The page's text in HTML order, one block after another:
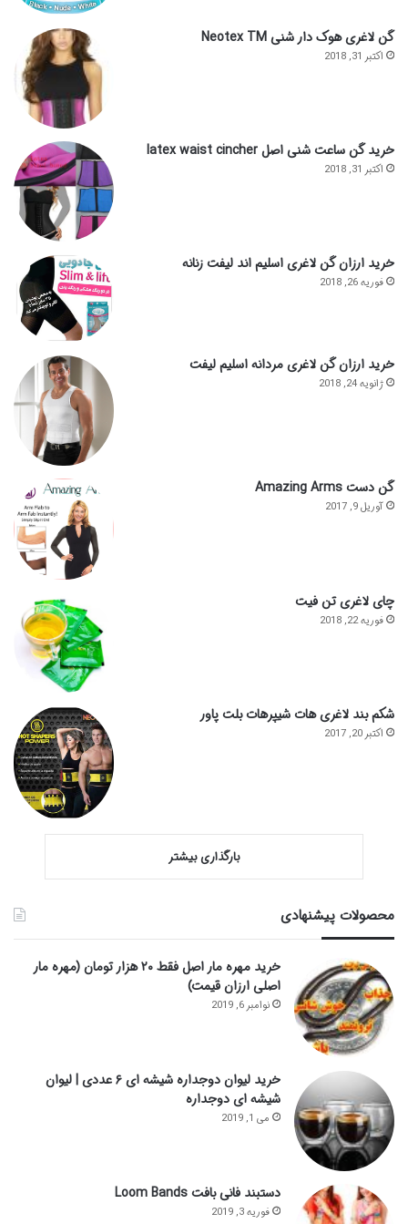
گن لاغری هوک دار شنی Neotex TM
اکتبر 31, 2018
خرید گن ساعت شنی اصل latex waist cincher
اکتبر 31, 2018
خرید ارزان گن لاغری اسلیم اند لیفت زنانه
فوریه 26, 2018
خرید ارزان گن لاغری مردانه اسلیم لیفت
ژانویه 24, 2018
گن دست Amazing Arms
آوریل 9, 2017
چای لاغری تن فیت
فوریه 22, 2018
شکم بند لاغری هات شیپرهات بلت پاور
اکتبر 20, 2017
بارگذاری بیشتر
محصولات پیشنهادی
خرید مهره مار اصل فقط ۲۰ هزار تومان (مهره مار
اصلی ارزان قیمت)
نوامبر 6, 2019
خرید لیوان دوجداره شیشه ای ۶ عددی | لیوان
شیشه ای دوجداره
می 1, 2019
دستبند فانی بافت Loom Bands
فوریه 3, 2019